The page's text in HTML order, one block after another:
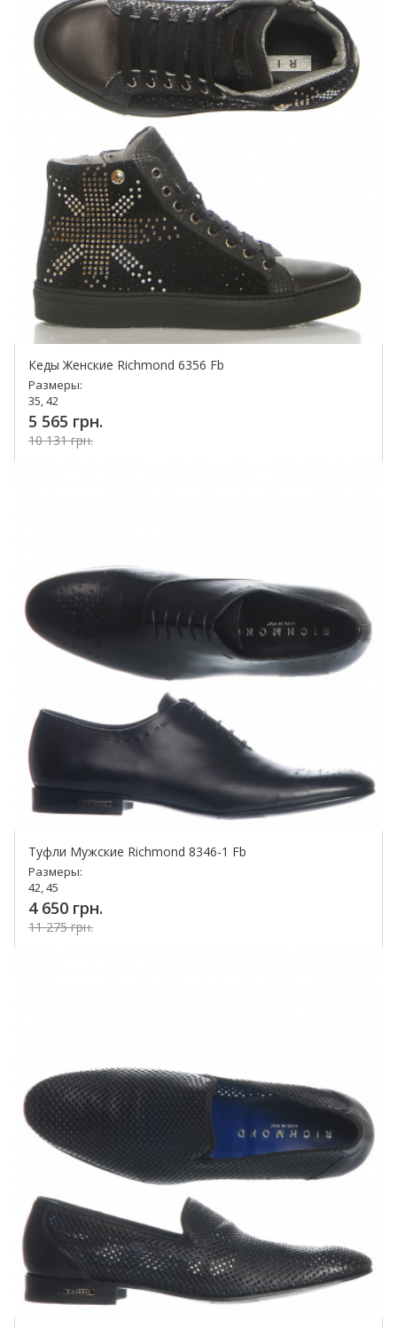
Кеды Женские Richmond 6356 Fb
Размеры:
35, 42
5 565 грн.
10 131 грн.
Туфли Мужские Richmond 8346-1 Fb
Размеры:
42, 45
4 650 грн.
11 275 грн.